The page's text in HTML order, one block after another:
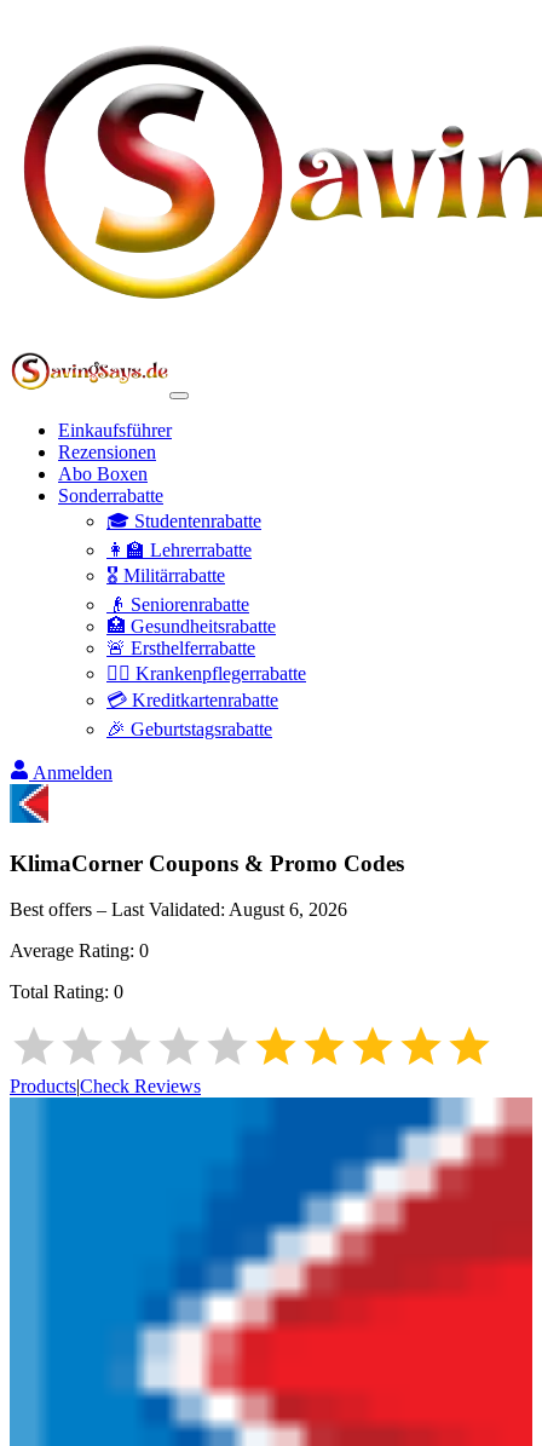
Einkaufsführer
Rezensionen
Abo Boxen
Sonderrabatte
🎓 Studentenrabatte
👩‍🏫 Lehrerrabatte
🎖️ Militärrabatte
👴 Seniorenrabatte
🏥 Gesundheitsrabatte
🚨 Ersthelferrabatte
👩‍⚕️ Krankenpflegerrabatte
💳 Kreditkartenrabatte
🎉 Geburtstagsrabatte
Anmelden
KlimaCorner Coupons & Promo Codes
Best offers – Last Validated: August 6, 2026
Average Rating: 0
Total Rating: 0
Products|Check Reviews